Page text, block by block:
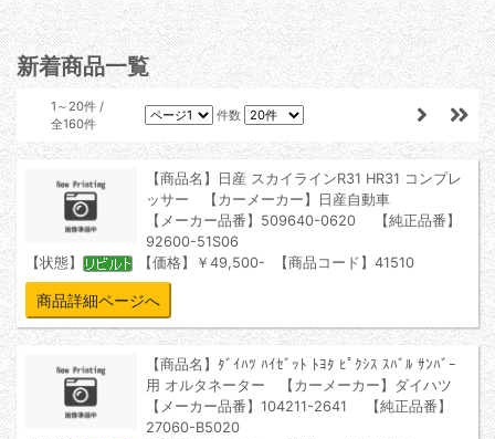
新着商品一覧
1～20件 /
全160件
件数
【商品名】日産 スカイラインR31 HR31 コンプレ
ッサー 【カーメーカー】日産自動車
【メーカー品番】509640-0620 【純正品番】
92600-51S06
【状態】
【価格】￥49,500- 【商品コード】41510
商品詳細ページへ
【商品名】ﾀﾞｲﾊﾂ ﾊｲｾﾞｯﾄ ﾄﾖﾀ ﾋﾟｸｼｽ ｽﾊﾞﾙ ｻﾝﾊﾞｰ
用 オルタネーター 【カーメーカー】ダイハツ
【メーカー品番】104211-2641 【純正品番】
27060-B5020